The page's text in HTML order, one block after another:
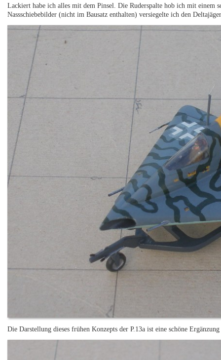
Lackiert habe ich alles mit dem Pinsel. Die Ruderspalte hob ich mit einem
Nassschiebebilder (nicht im Bausatz enthalten) versiegelte ich den
Die Darstellung dieses frühen Konzepts der P.13a ist eine schöne